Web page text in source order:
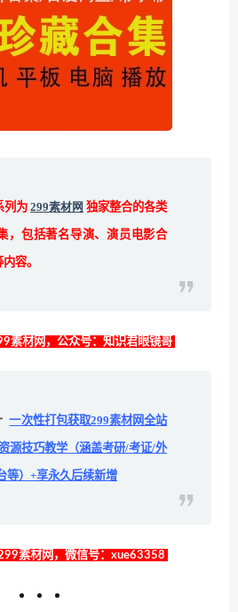
列为 299素材网 独家整合的各类
，包括著名导演、演员电影合
容。
素材网，公众号：知识君眼镜哥
一次性打包获取299素材网全站
源技巧教学（涵盖考研/考证/外
等）+享永久后续新增
素材网，微信号：xue63358